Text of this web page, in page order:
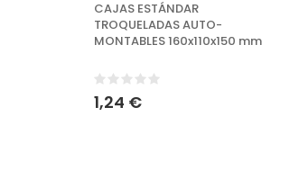
CAJAS ESTÁNDAR
TROQUELADAS AUTO-
MONTABLES 160x110x150 mm
1,24 €